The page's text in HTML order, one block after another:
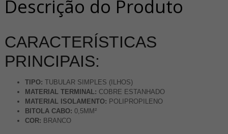
Descrição do Produto
CARACTERÍSTICAS
PRINCIPAIS:
TIPO: TUBULAR SIMPLES (ILHOS)
MATERIAL TERMINAL: COBRE ESTANHADO
MATERIAL ISOLAMENTO: POLIPROPILENO
BITOLA CABO: 0,5MM²
COR: BRANCO